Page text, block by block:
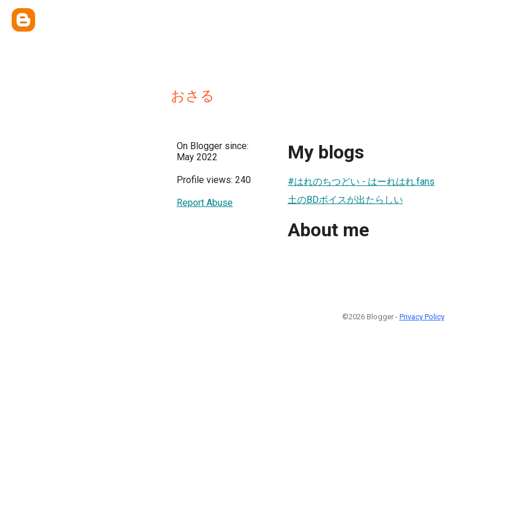
おさる
On Blogger since:
May 2022
Profile views: 240
Report Abuse
My blogs
#はれのちつどい - はーれはれ.fans
土のBDボイスが出たらしい
About me
©2026 Blogger - Privacy Policy